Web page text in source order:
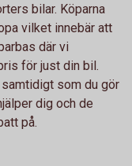
bilar. Köparna
vilket innebär att
där vi
för just din bil.
som du gör
dig och de
på.